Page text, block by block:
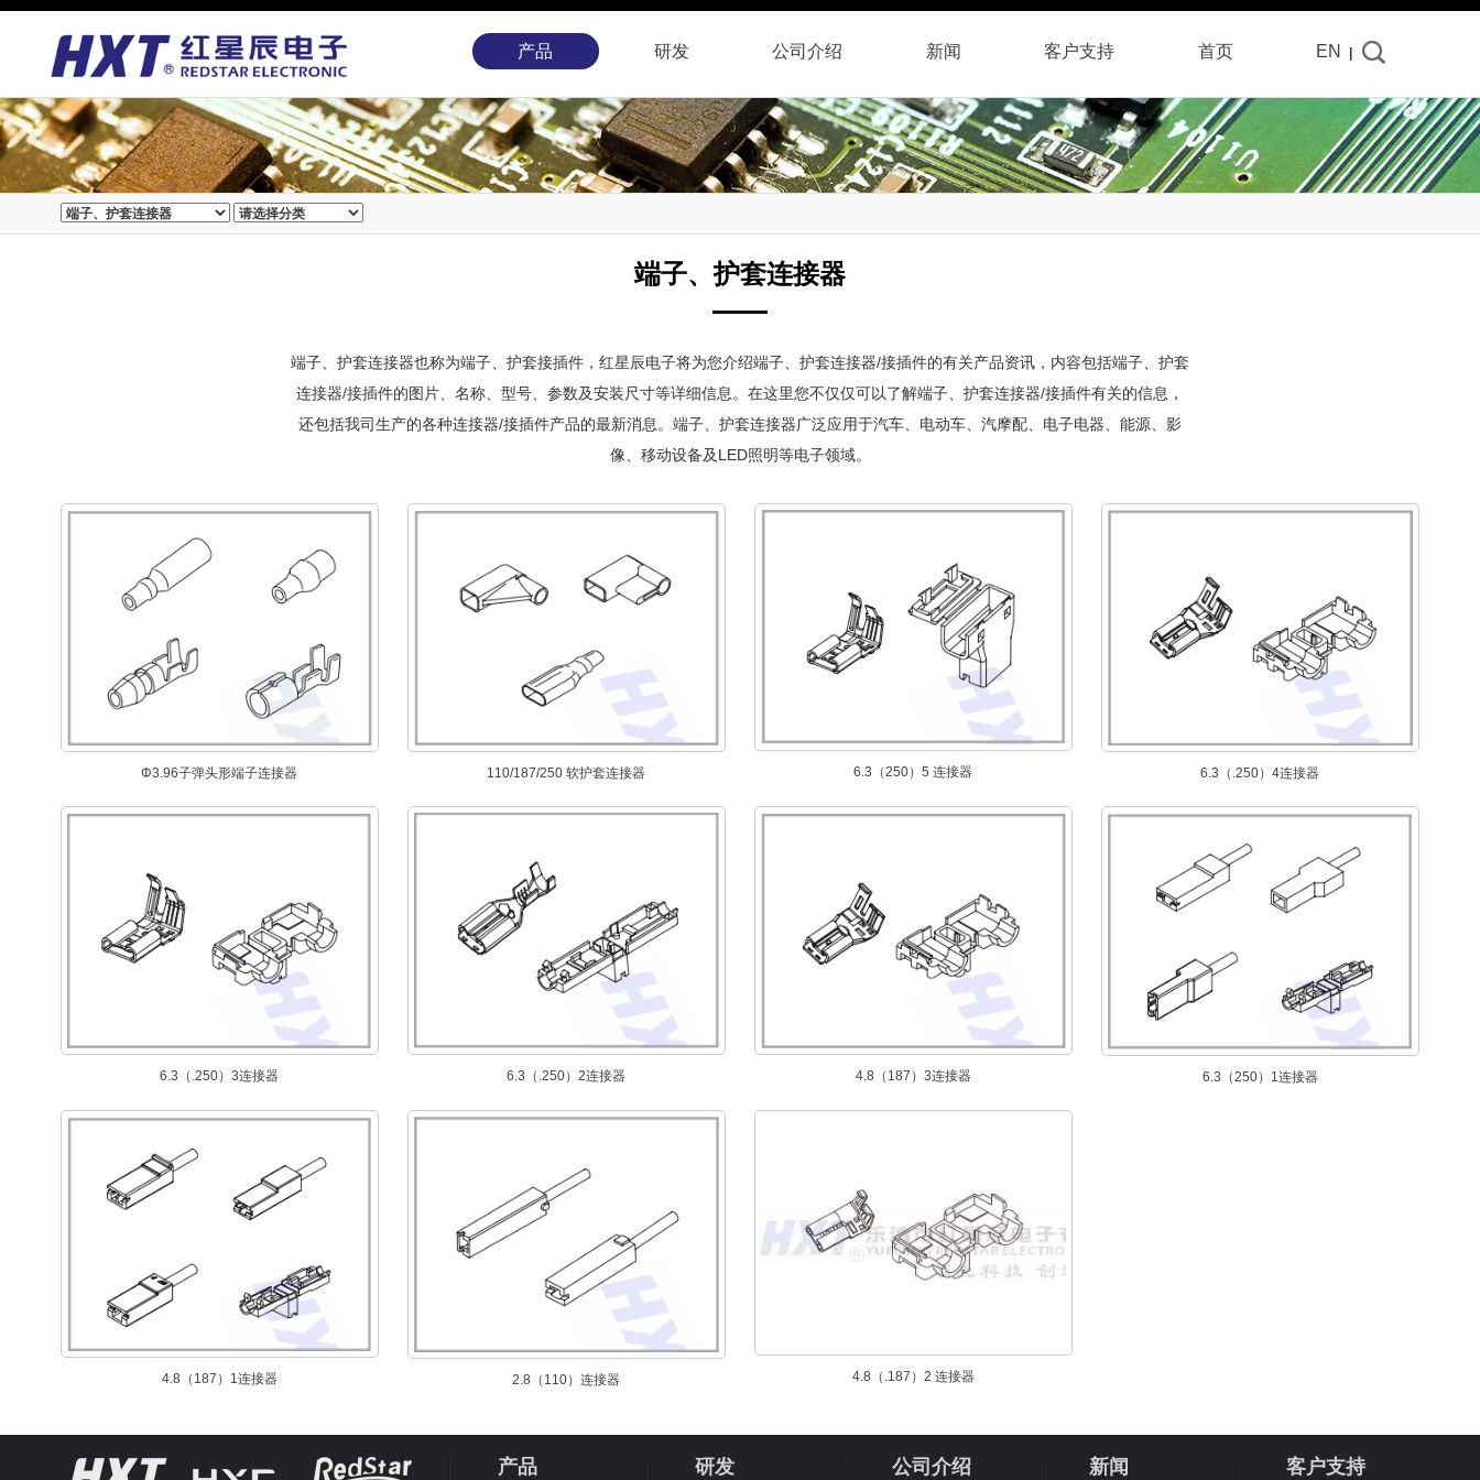
产品 研发 公司介绍 新闻 客户支持 首页 EN
端子、护套连接器
端子、护套连接器也称为端子、护套接插件，红星辰电子将为您介绍端子、护套连接器/接插件的有关产品资讯，内容包括端子、护套
连接器/接插件的图片、名称、型号、参数及安装尺寸等详细信息。在这里您不仅仅可以了解端子、护套连接器/接插件有关的信息，
还包括我司生产的各种连接器/接插件产品的最新消息。端子、护套连接器广泛应用于汽车、电动车、汽摩配、电子电器、能源、影
像、移动设备及LED照明等电子领域。
Φ3.96子弹头形端子连接器 110/187/250 软护套连接器 6.3（250）5 连接器 6.3（.250）4连接器
6.3（.250）3连接器 6.3（.250）2连接器 4.8（187）3连接器 6.3（250）1连接器
4.8（187）1连接器 2.8（110）连接器 4.8（.187）2 连接器
产品 研发 公司介绍 新闻 客户支持